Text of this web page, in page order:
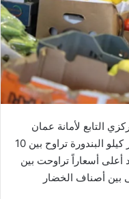
التابع لأمانة عمان
الكبرى، الصادرة اليوم الخميس، أن سعر كيلو البندورة تراوح بين 10
أعلى أسعاراً تراوحت بين
بين أصناف الخضار